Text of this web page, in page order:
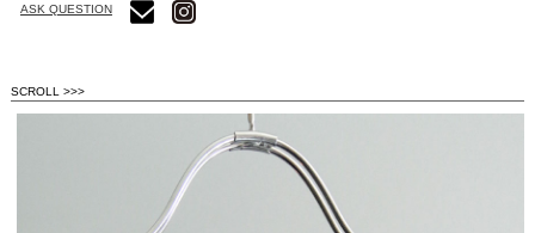
ASK QUESTION
SCROLL >>>